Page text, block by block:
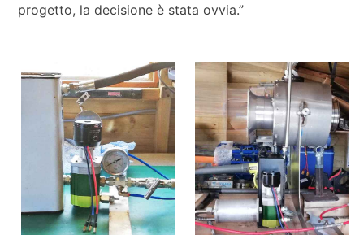
progetto, la decisione è stata ovvia.”